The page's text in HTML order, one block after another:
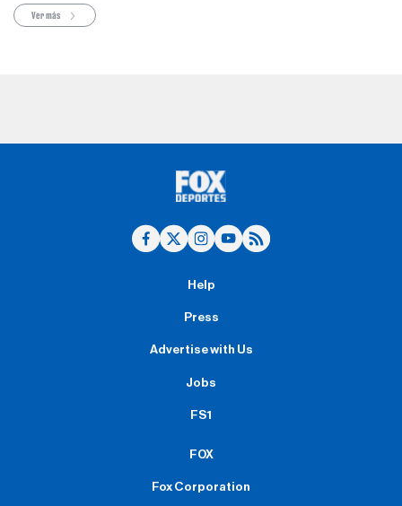
Ver más
Help
Press
Advertise with Us
Jobs
FS1
FOX
Fox Corporation